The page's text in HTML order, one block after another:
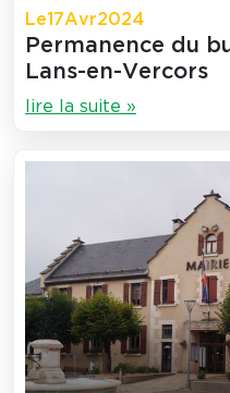
Le17Avr2024
Permanence du
Lans-en-Vercors
lire la suite »